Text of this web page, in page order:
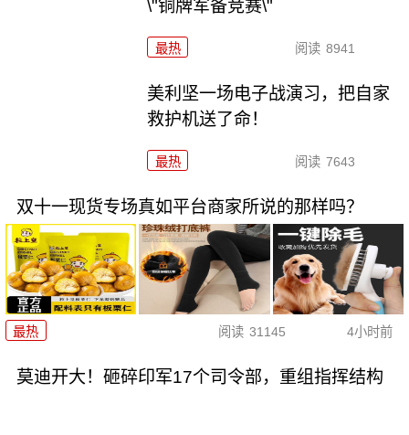
\"铜牌军备竞赛\"
最热 阅读 8941
美利坚一场电子战演习，把自家
救护机送了命！
最热 阅读 7643
双十一现货专场真如平台商家所说的那样吗？
最热 阅读 31145 4小时前
莫迪开大！砸碎印军17个司令部，重组指挥结构